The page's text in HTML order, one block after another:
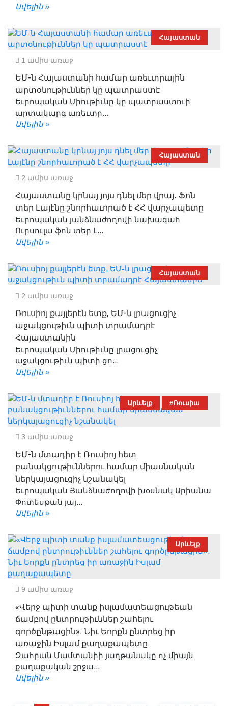
Ավելին »
Հայաստան
1 ամիս առաջ
ԵՄ-ն Հայաստանի համար առեւտրային
արտօնութիւններ կը պատրաստէ
Եւրոպական Միութիւնը կը պատրաստուի
արտակարգ առեւտր...
Ավելին »
Հայաստան
2 ամիս առաջ
Հայաստանը կրնայ յոյս դնել մեր վրայ․ Ֆոն
տեր Լայէնը շնորհաւորած է ՀՀ վարչապետը
Եւրոպական յանձնաժողովի նախագահ
Ուրսուլա ֆոն տեր Լ...
Ավելին »
Հայաստան
2 ամիս առաջ
Ռուսիոյ քայլերէն ետք, ԵՄ-ն լրացուցիչ
աջակցութիւն պիտի տրամադրէ
Հայաստանին
Եւրոպական Միութիւնը լրացուցիչ
աջակցութիւն պիտի ցո...
Ավելին »
Արևելք #Ռուսիա
3 ամիս առաջ
ԵՄ-ն մտադիր է Ռուսիոյ հետ
բանակցութիւններու համար միասնական
ներկայացուցիչ նշանակել
Եւրոպական Յանձնաժողովի խօսնակ Արիանա
Փոտեսթան յայ...
Ավելին »
Արևելք
9 ամիս առաջ
«Վերջ պիտի տանք իսլամատեացութեան
ճամբով ընտրութիւններ շահելու
գործընթացին». Նիւ Եորքն ընտրեց իր
առաջին Իսլամ քաղաքապետը
Զահրան Մամտանիի յաղթանակը ոչ միայն
քաղաքական շրջա...
Ավելին »